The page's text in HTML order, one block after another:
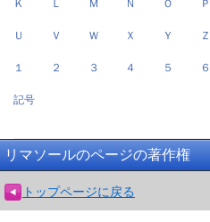
Ｋ Ｌ Ｍ Ｎ Ｏ Ｐ
Ｕ Ｖ Ｗ Ｘ Ｙ Ｚ
１ ２ ３ ４ ５ ６
記号
リマソールのページの著作権
トップページに戻る